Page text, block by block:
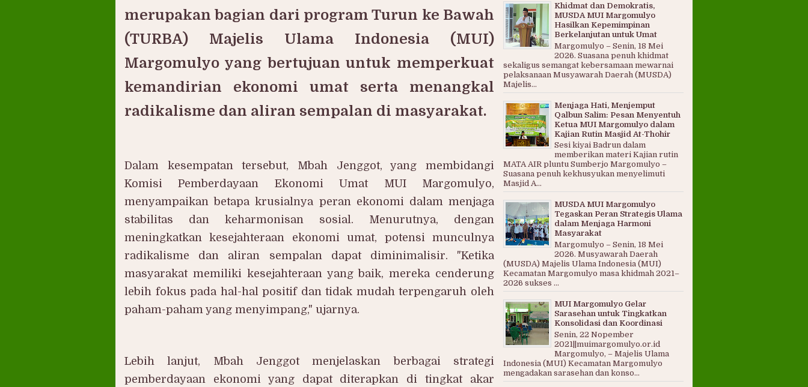
merupakan bagian dari program Turun ke Bawah
(TURBA) Majelis Ulama Indonesia (MUI)
Margomulyo yang bertujuan untuk memperkuat
kemandirian ekonomi umat serta menangkal
radikalisme dan aliran sempalan di masyarakat.
Dalam kesempatan tersebut, Mbah Jenggot, yang membidangi
Komisi Pemberdayaan Ekonomi Umat MUI Margomulyo,
menyampaikan betapa krusialnya peran ekonomi dalam menjaga
stabilitas dan keharmonisan sosial. Menurutnya, dengan
meningkatkan kesejahteraan ekonomi umat, potensi munculnya
radikalisme dan aliran sempalan dapat diminimalisir. "Ketika
masyarakat memiliki kesejahteraan yang baik, mereka cenderung
lebih fokus pada hal-hal positif dan tidak mudah terpengaruh oleh
paham-paham yang menyimpang," ujarnya.
Lebih lanjut, Mbah Jenggot menjelaskan berbagai strategi
pemberdayaan ekonomi yang dapat diterapkan di tingkat akar
Khidmat dan Demokratis,
MUSDA MUI Margomulyo
Hasilkan Kepemimpinan
Berkelanjutan untuk Umat
Margomulyo – Senin, 18 Mei
2026. Suasana penuh khidmat
sekaligus semangat kebersamaan mewarnai
pelaksanaan Musyawarah Daerah (MUSDA)
Majelis...
Menjaga Hati, Menjemput
Qalbun Salim: Pesan Menyentuh
Ketua MUI Margomulyo dalam
Kajian Rutin Masjid At-Thohir
Sesi kiyai Badrun dalam
memberikan materi Kajian rutin
MATA AIR pluntu Sumberjo Margomulyo –
Suasana penuh kekhusyukan menyelimuti
Masjid A...
MUSDA MUI Margomulyo
Tegaskan Peran Strategis Ulama
dalam Menjaga Harmoni
Masyarakat
Margomulyo – Senin, 18 Mei
2026. Musyawarah Daerah
(MUSDA) Majelis Ulama Indonesia (MUI)
Kecamatan Margomulyo masa khidmah 2021–
2026 sukses ...
MUI Margomulyo Gelar
Sarasehan untuk Tingkatkan
Konsolidasi dan Koordinasi
Senin, 22 Nopember
2021||muimargomulyo.or.id
Margomulyo, – Majelis Ulama
Indonesia (MUI) Kecamatan Margomulyo
mengadakan sarasehan dan konso...